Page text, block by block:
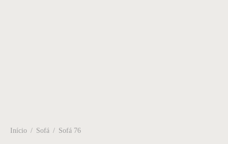
Início / Sofá / Sofá 76